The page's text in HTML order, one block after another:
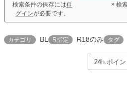
検索条件の保存には ロ
グインが必要です。
× 検
カテゴリ BL R指定 R18のみ タグ